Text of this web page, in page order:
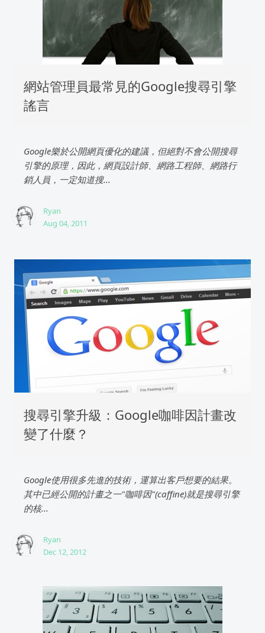
網站管理員最常見的Google搜尋引擎
謠言
Google樂於公開網頁優化的建議，但絕對不會公開搜尋
引擎的原理，因此，網頁設計師、網路工程師、網路行
銷人員，一定知道搜...
Ryan
Aug 04, 2011
搜尋引擎升級：Google咖啡因計畫改
變了什麼？
Google使用很多先進的技術，運算出客戶想要的結果。
其中已經公開的計畫之一"咖啡因"(caffine)就是搜尋引擎
的核...
Ryan
Dec 12, 2012